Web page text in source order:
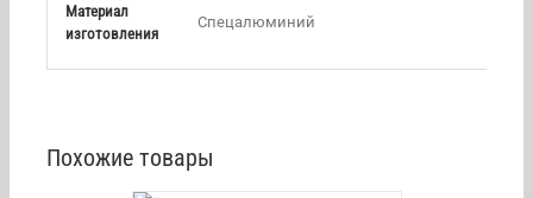
Материал
изготовления
Спецалюминий
Похожие товары